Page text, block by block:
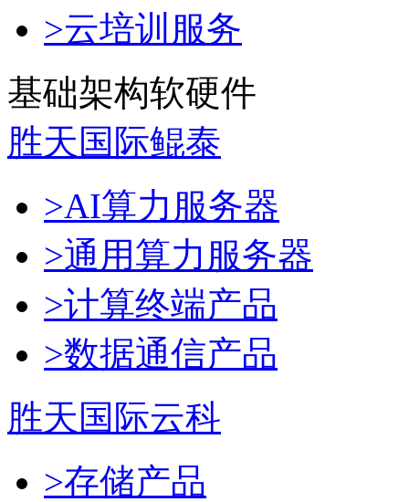
>云培训服务
基础架构软硬件
胜天国际鲲泰
>AI算力服务器
>通用算力服务器
>计算终端产品
>数据通信产品
胜天国际云科
>存储产品